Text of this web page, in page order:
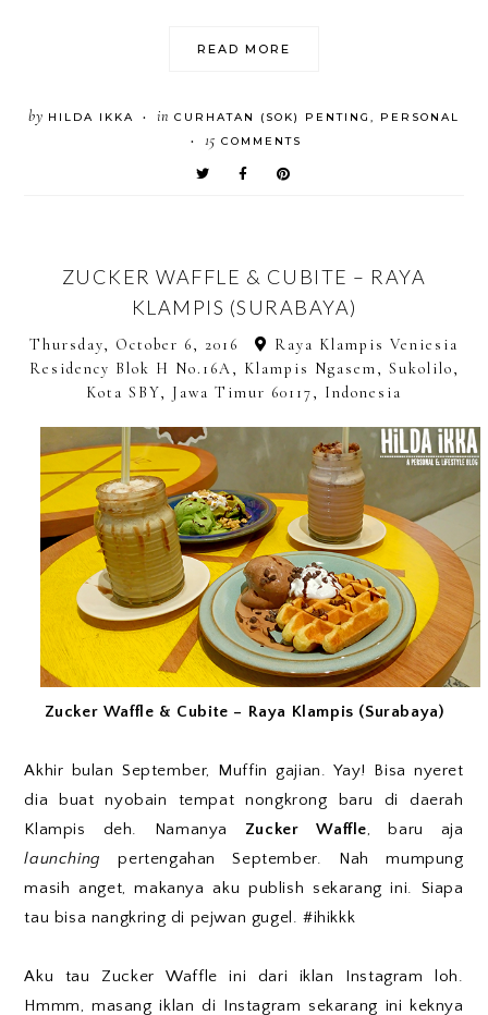
READ MORE
by HILDA IKKA • in CURHATAN (SOK) PENTING , PERSONAL
• 15 COMMENTS
ZUCKER WAFFLE & CUBITE – RAYA
KLAMPIS (SURABAYA)
Thursday, October 6, 2016
Raya Klampis Veniesia
Residency Blok H No.16A, Klampis Ngasem, Sukolilo,
Kota SBY, Jawa Timur 60117, Indonesia
Zucker Waffle & Cubite – Raya Klampis (Surabaya)
Akhir bulan September, Muffin gajian. Yay! Bisa nyeret
dia buat nyobain tempat nongkrong baru di daerah
Klampis deh. Namanya Zucker Waffle, baru aja
launching
pertengahan September. Nah mumpung
masih anget, makanya aku publish sekarang ini. Siapa
tau bisa nangkring di pejwan gugel. #ihikkk
Aku tau Zucker Waffle ini dari iklan Instagram loh.
Hmmm, masang iklan di Instagram sekarang ini keknya